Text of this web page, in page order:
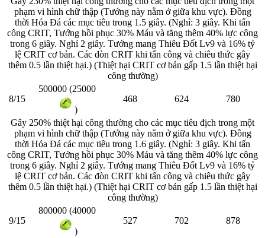
phạm vi hình chữ thập (Tướng này nằm ở giữa khu vực). Đồng
thời Hóa Đá các mục tiêu trong 1.5 giây. (Nghỉ: 3 giây. Khi tấn
công CRIT, Tướng hồi phục 30% Máu và tăng thêm 40% lực công
trong 6 giây. Nghỉ 2 giây. Tướng mang Thiêu Đốt Lv9 và 16% tỷ
lệ CRIT cơ bản. Các đòn CRIT khi tấn công và chiêu thức gây
thêm 0.5 lần thiệt hại.) (Thiệt hại CRIT cơ bản gấp 1.5 lần thiệt hại
công thường)
8/15
500000 (25000
)
468 624 780
Gây 250% thiệt hại công thường cho các mục tiêu địch trong một
phạm vi hình chữ thập (Tướng này nằm ở giữa khu vực). Đồng
thời Hóa Đá các mục tiêu trong 1.6 giây. (Nghỉ: 3 giây. Khi tấn
công CRIT, Tướng hồi phục 30% Máu và tăng thêm 40% lực công
trong 6 giây. Nghỉ 2 giây. Tướng mang Thiêu Đốt Lv9 và 16% tỷ
lệ CRIT cơ bản. Các đòn CRIT khi tấn công và chiêu thức gây
thêm 0.5 lần thiệt hại.) (Thiệt hại CRIT cơ bản gấp 1.5 lần thiệt hại
công thường)
9/15
800000 (40000
)
527 702 878